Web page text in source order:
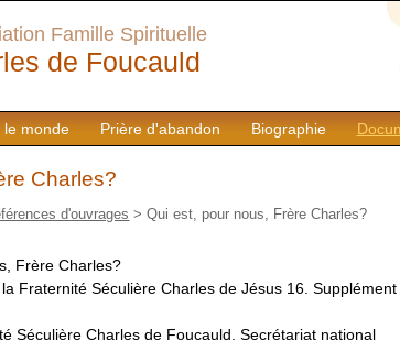
le monde Prière d'abandon Biographie
Famille Spirituelle
de Foucauld
Charles?
d'ouvrages > Qui est, pour nous, Frère Charles?
Frère Charles?
Fraternité Séculière Charles de Jésus 16. Supplément
Séculière Charles de Foucauld. Secrétariat national